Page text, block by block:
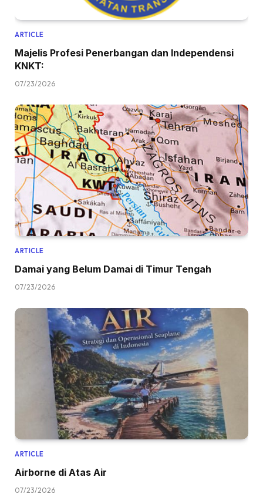
ARTICLE
Majelis Profesi Penerbangan dan Independensi
KNKT:
07/23/2026
ARTICLE
Damai yang Belum Damai di Timur Tengah
07/23/2026
ARTICLE
Airborne di Atas Air
07/23/2026